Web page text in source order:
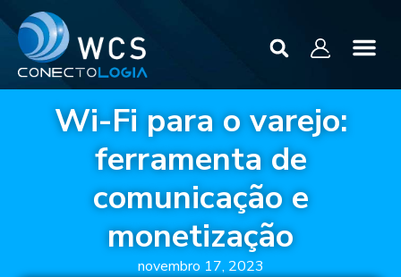
Wi-Fi para o varejo:
ferramenta de
comunicação e
monetização
novembro 17, 2023